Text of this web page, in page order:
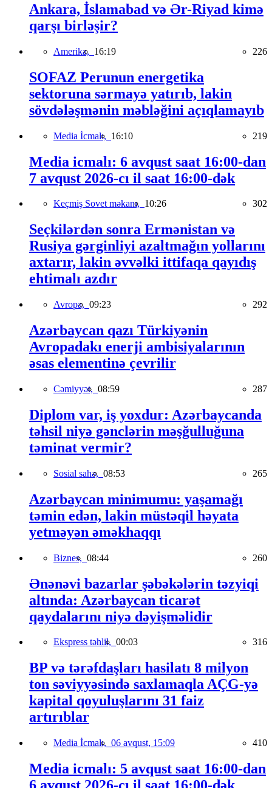
Ankara, İslamabad və Ər-Riyad kimə
qarşı birləşir?
Amerika, 16:19 226
SOFAZ Perunun energetika
sektoruna sərmayə yatırıb, lakin
sövdələşmənin məbləğini açıqlamayıb
Media İcmalı, 16:10 219
Media icmalı: 6 avqust saat 16:00-dan
7 avqust 2026-cı il saat 16:00-dək
Keçmiş Sovet məkanı, 10:26 302
Seçkilərdən sonra Ermənistan və
Rusiya gərginliyi azaltmağın yollarını
axtarır, lakin əvvəlki ittifaqa qayıdış
ehtimalı azdır
Avropa, 09:23 292
Azərbaycan qazı Türkiyənin
Avropadakı enerji ambisiyalarının
əsas elementinə çevrilir
Cəmiyyət, 08:59 287
Diplom var, iş yoxdur: Azərbaycanda
təhsil niyə gənclərin məşğulluğuna
təminat vermir?
Sosial sahə, 08:53 265
Azərbaycan minimumu: yaşamağı
təmin edən, lakin müstəqil həyata
yetməyən əməkhaqqı
Biznes, 08:44 260
Ənənəvi bazarlar şəbəkələrin təzyiqi
altında: Azərbaycan ticarət
qaydalarını niyə dəyişməlidir
Ekspress təhlil, 00:03 316
BP və tərəfdaşları hasilatı 8 milyon
ton səviyyəsində saxlamaqla AÇG-yə
kapital qoyuluşlarını 31 faiz
artırıblar
Media İcmalı, 06 avqust, 15:09 410
Media icmalı: 5 avqust saat 16:00-dan